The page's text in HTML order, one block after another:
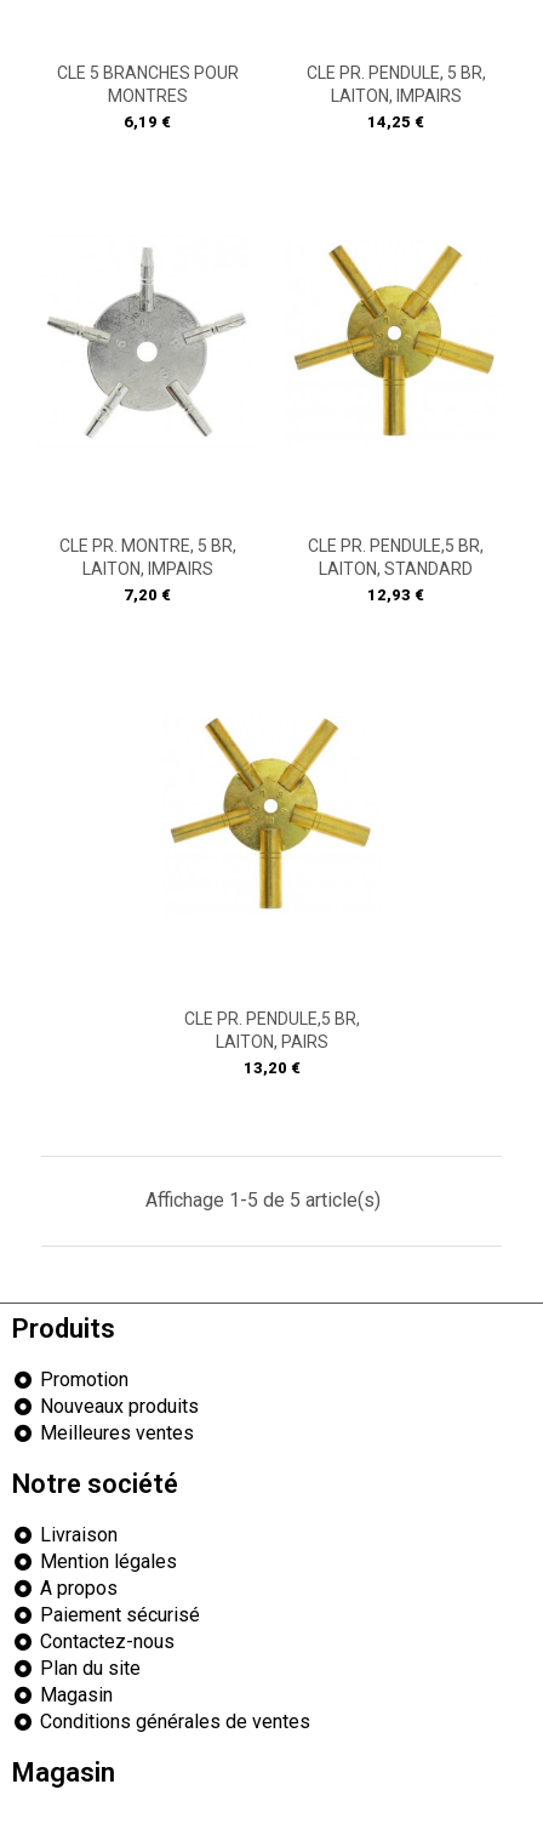
CLE 5 BRANCHES POUR
MONTRES
Prix
6,19 €
CLE PR. PENDULE, 5 BR,
LAITON, IMPAIRS
Prix
14,25 €
CLE PR. MONTRE, 5 BR,
LAITON, IMPAIRS
Prix
7,20 €
CLE PR. PENDULE,5 BR,
LAITON, STANDARD
Prix
12,93 €
CLE PR. PENDULE,5 BR,
LAITON, PAIRS
Prix
13,20 €
Affichage 1-5 de 5 article(s)
Produits
Promotion
Nouveaux produits
Meilleures ventes
Notre société
Livraison
Mention légales
A propos
Paiement sécurisé
Contactez-nous
Plan du site
Magasin
Conditions générales de ventes
Magasin